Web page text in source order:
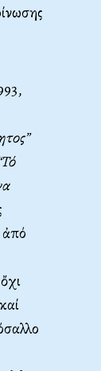
ἀπό